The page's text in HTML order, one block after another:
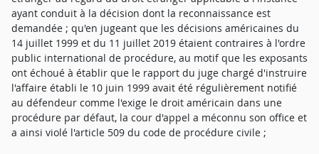
ayant conduit à la décision dont la reconnaissance est
demandée ; qu'en jugeant que les décisions américaines du
14 juillet 1999 et du 11 juillet 2019 étaient contraires à l'ordre
public international de procédure, au motif que les exposants
ont échoué à établir que le rapport du juge chargé d'instruire
l'affaire établi le 10 juin 1999 avait été régulièrement notifié
au défendeur comme l'exige le droit américain dans une
procédure par défaut, la cour d'appel a méconnu son office et
a ainsi violé l'article 509 du code de procédure civile ;